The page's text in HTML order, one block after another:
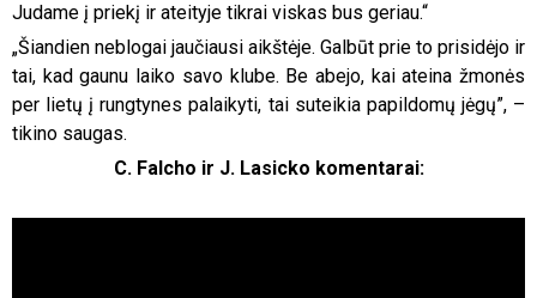
Judame į priekį ir ateityje tikrai viskas bus geriau.“
„Šiandien neblogai jaučiausi aikštėje. Galbūt prie to prisidėjo ir
tai, kad gaunu laiko savo klube. Be abejo, kai ateina žmonės
per lietų į rungtynes palaikyti, tai suteikia papildomų jėgų”, –
tikino saugas.
C. Falcho ir J. Lasicko komentarai: